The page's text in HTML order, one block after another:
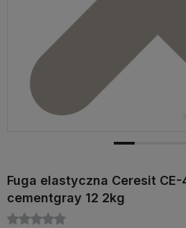
Fuga elastyczna Ceresit
cementgray 12 2kg